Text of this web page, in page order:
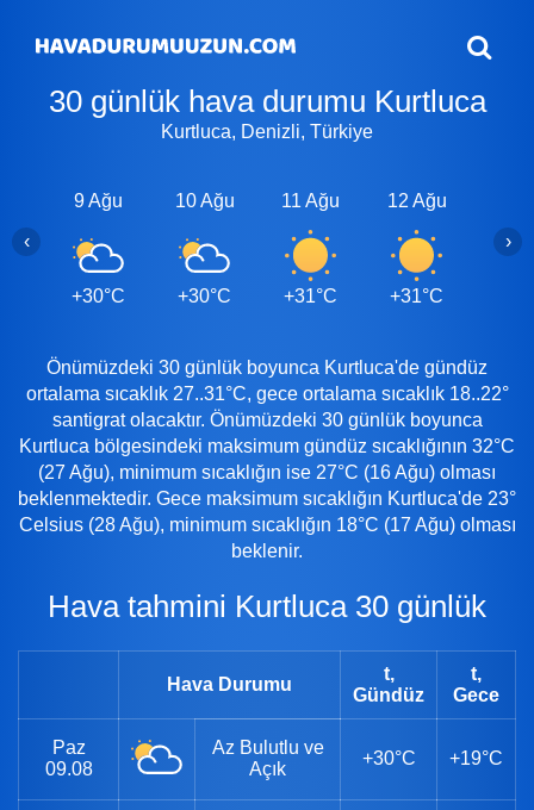
30 günlük hava durumu Kurtluca
Kurtluca, Denizli, Türkiye
9 Ağu
+30°C
10 Ağu
+30°C
11 Ağu
+31°C
12 Ağu
+31°C
‹ ›
Önümüzdeki 30 günlük boyunca Kurtluca'de gündüz
ortalama sıcaklık 27..31°C, gece ortalama sıcaklık 18..22°
santigrat olacaktır. Önümüzdeki 30 günlük boyunca
Kurtluca bölgesindeki maksimum gündüz sıcaklığının 32°C
(27 Ağu), minimum sıcaklığın ise 27°C (16 Ağu) olması
beklenmektedir. Gece maksimum sıcaklığın Kurtluca'de 23°
Celsius (28 Ağu), minimum sıcaklığın 18°C (17 Ağu) olması
beklenir.
Hava tahmini Kurtluca 30 günlük
Hava Durumu
t,
Gündüz
t,
Gece
Paz
09.08
Az Bulutlu ve
Açık
+30°C +19°C